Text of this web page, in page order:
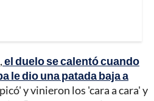
el duelo se calentó cuando
le dio una patada baja a
y vinieron los 'cara a cara' y